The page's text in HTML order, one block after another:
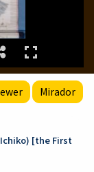
Mirador
[the First